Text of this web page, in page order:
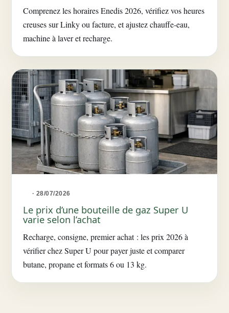
Comprenez les horaires Enedis 2026, vérifiez vos heures
creuses sur Linky ou facture, et ajustez chauffe-eau,
machine à laver et recharge.
· 28/07/2026
Le prix d’une bouteille de gaz Super U
varie selon l’achat
Recharge, consigne, premier achat : les prix 2026 à
vérifier chez Super U pour payer juste et comparer
butane, propane et formats 6 ou 13 kg.